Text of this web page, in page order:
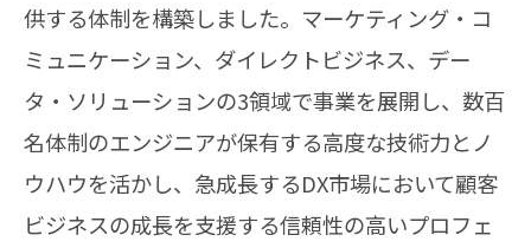
供する体制を構築しました。マーケティング・コ
ミュニケーション、ダイレクトビジネス、デー
タ・ソリューションの3領域で事業を展開し、数百
名体制のエンジニアが保有する高度な技術力とノ
ウハウを活かし、急成長するDX市場において顧客
ビジネスの成長を支援する信頼性の高いプロフェ